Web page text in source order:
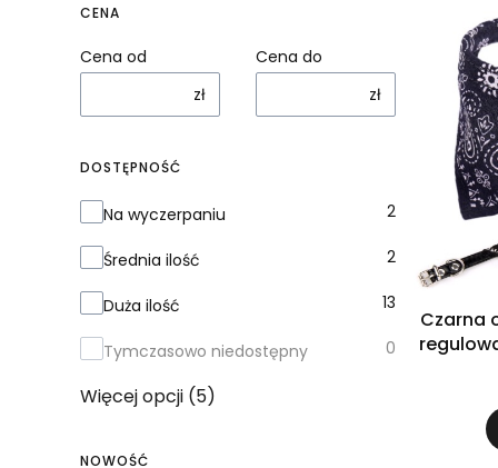
CENA
Cena od
zł
Cena do
zł
DOSTĘPNOŚĆ
Dostępność
Na wyczerpaniu 2
Średnia ilość 2
Duża ilość 13
Tymczasowo niedostępny 0
Więcej opcji (5)
NOWOŚĆ
Czarna